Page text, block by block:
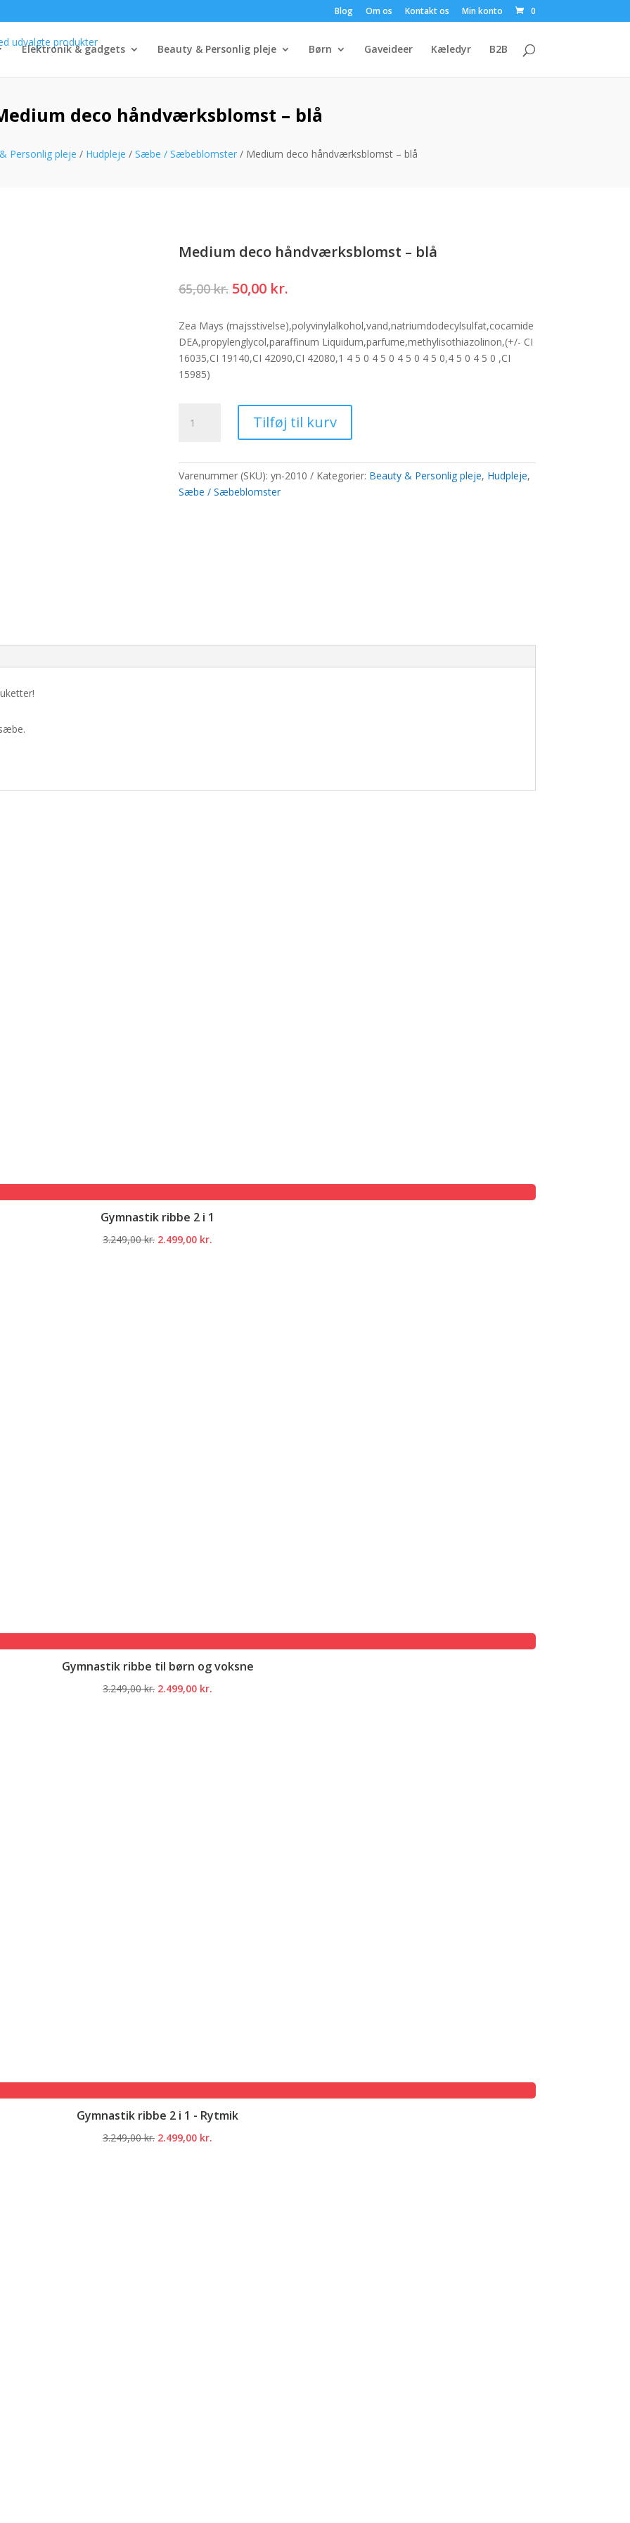
Blog Om os Kontakt os Min konto 0
Elektronik & gadgets Beauty & Personlig pleje Børn Gaveideer Kæledyr B2B
deco håndværksblomst – blå
Personlig pleje / Hudpleje / Sæbe / Sæbeblomster/ Medium deco håndværksblomst – blå
Medium deco håndværksblomst – blå
65,00kr. Den
pris
var:
65,00 kr..
50,00 kr.Den
pris
er:
50,00 kr..
Zea Mays (majsstivelse),polyvinylalkohol,vand,natriumdodecylsulfat,cocamide
DEA,propylenglycol,paraffinum Liquidum,parfume,methylisothiazolinon,(+/- CI
16035,CI 19140,CI 42090,CI 42080,1 4 5 0 4 5 0 4 5 0 4 5 0,4 5 0 4 5 0 ,CI
15985)
deco
håndværksblomst
blå
antal
Tilføj til kurv
Varenummer (SKU): yn-2010 Kategorier: Beauty & Personlig pleje, Hudpleje,
Sæbe / Sæbeblomster
Gymnastik ribbe 2 i 1
3.249,00kr. Den
2.499,00 kr.
Gymnastik ribbe til børn og voksne
3.249,00kr. Den
2.499,00 kr.
Gymnastik ribbe 2 i 1 - Rytmik
3.249,00kr. Den
2.499,00 kr.